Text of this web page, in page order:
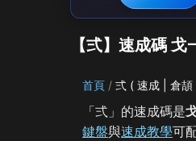
【弍】速成碼
首頁 弍 ( 速成 | 倉頡
「弍」的速成碼是
鍵盤與速成教學可